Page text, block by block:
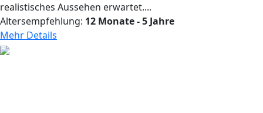
realistisches Aussehen erwartet....
Altersempfehlung: 12 Monate - 5 Jahre
Mehr Details